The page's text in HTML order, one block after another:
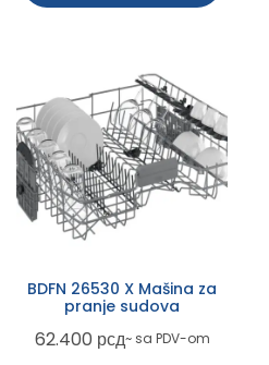
BDFN 26530 X Mašina za
pranje sudova
62.400 рсд~ sa PDV-om